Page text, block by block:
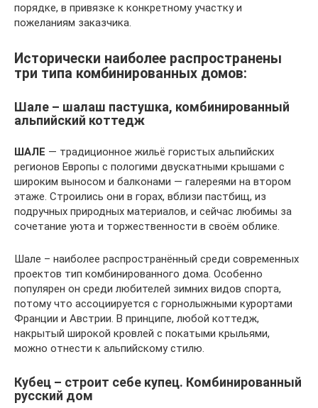
порядке, в привязке к конкретному участку и
пожеланиям заказчика.
Исторически наиболее распространены
три типа комбинированных домов:
Шале – шалаш пастушка, комбинированный
альпийский коттедж
ШАЛЕ — традиционное жильё гористых альпийских
регионов Европы с пологими двускатными крышами с
широким выносом и балконами — галереями на втором
этаже. Строились они в горах, вблизи пастбищ, из
подручных природных материалов, и сейчас любимы за
сочетание уюта и торжественности в своём облике.
Шале – наиболее распространённый среди современных
проектов тип комбинированного дома. Особенно
популярен он среди любителей зимних видов спорта,
потому что ассоциируется с горнолыжными курортами
Франции и Австрии. В принципе, любой коттедж,
накрытый широкой кровлей с покатыми крыльями,
можно отнести к альпийскому стилю.
Кубец – строит себе купец. Комбинированный
русский дом